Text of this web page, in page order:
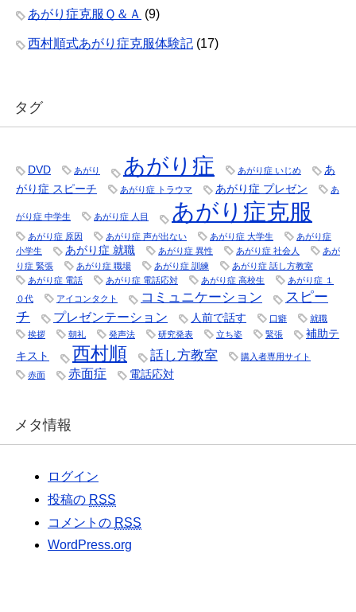
あがり症克服Ｑ＆Ａ (9)
西村順式あがり症克服体験記 (17)
タグ
DVD あがり あがり症 あがり症 いじめ
あ
がり症 スピーチ
あがり症 トラウマ あがり症 プレゼン あ
がり症 中学生 あがり症 人目 あがり症克服
あがり症 原因 あがり症 声が出ない あがり症 大学生
あがり症
小学生
あがり症 就職 あがり症 異性 あがり症 社会人
あが
り症 緊張
あがり症 職場 あがり症 訓練
あがり症 話し方教室
あがり症 電話
あがり症 電話応対 あがり症 高校生
あがり症 １
０代
アイコンタクト コミュニケーション
スピー
チ
プレゼンテーション 人前で話す 口癖
就職
挨拶
朝礼 発声法 研究発表 立ち姿 緊張
補助テ
キスト
西村順 話し方教室
購入者専用サイト
赤面
赤面症 電話応対
メタ情報
ログイン
投稿の RSS
コメントの RSS
WordPress.org